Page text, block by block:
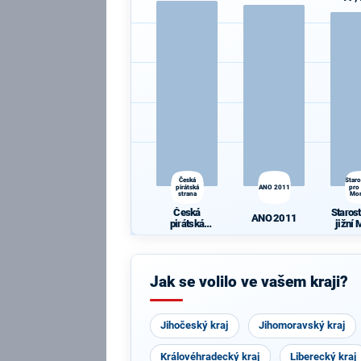
Česká
pirátská
strana
Česká
pirátská
ANO 2011
ANO 2011
pro
jižní
Jak se volilo ve vašem kraji?
Jihočeský kraj Jihomoravský kraj
Královéhradecký kraj Liberecký kraj